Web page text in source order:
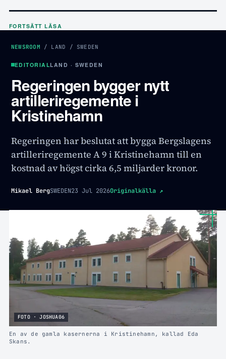
FORTSÄTT LÄSA
NEWSROOM / LAND / SWEDEN
EDITORIALLAND · SWEDEN
Regeringen bygger nytt
artilleriregemente i
Kristinehamn
Regeringen har beslutat att bygga Bergslagens
artilleriregemente A 9 i Kristinehamn till en
kostnad av högst cirka 6,5 miljarder kronor.
Mikael BergSWEDEN23 Jul 2026Originalkälla ↗
FOTO · JOSHUA06
En av de gamla kasernerna i Kristinehamn, kallad Eda
Skans.